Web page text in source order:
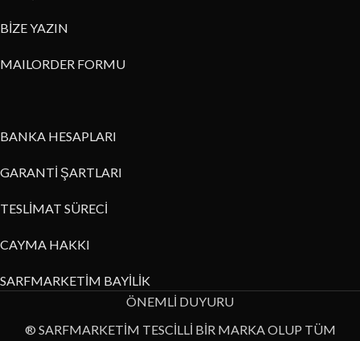
BİZE YAZIN
MAILORDER FORMU
BANKA HESAPLARI
GARANTİ ŞARTLARI
TESLİMAT SÜRECİ
CAYMA HAKKI
SARFMARKETİM BAYİLİK
ÖNEMLİ DUYURU
® SARFMARKETİM TESCİLLİ BİR MARKA OLUP TÜM